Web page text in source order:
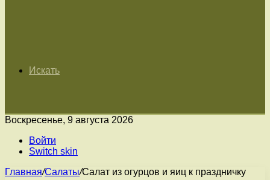
Искать
Воскресенье, 9 августа 2026
Войти
Switch skin
Главная/Салаты/Салат из огурцов и яиц к праздничку